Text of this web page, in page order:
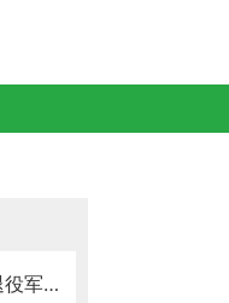
戎马铸魂 商海建业——记建德优秀退役军人企业家程闪